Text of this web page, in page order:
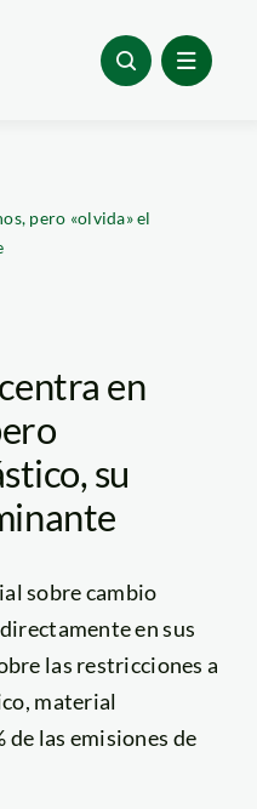
pero «olvida» el
en
su
sobre cambio
en sus
las restricciones a
material
de las emisiones de